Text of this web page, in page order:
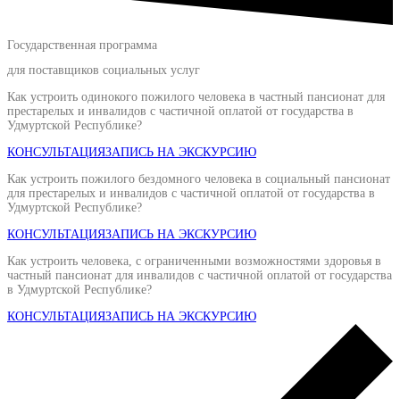
Государственная программа
для поставщиков социальных услуг
Как устроить одинокого пожилого человека в частный пансионат для
престарелых и инвалидов с частичной оплатой от государства в
Удмуртской Республике?
КОНСУЛЬТАЦИЯЗАПИСЬ НА ЭКСКУРСИЮ
Как устроить пожилого бездомного человека в социальный пансионат
для престарелых и инвалидов с частичной оплатой от государства в
Удмуртской Республике?
КОНСУЛЬТАЦИЯЗАПИСЬ НА ЭКСКУРСИЮ
Как устроить человека, с ограниченными возможностями здоровья в
частный пансионат для инвалидов с частичной оплатой от государства
в Удмуртской Республике?
КОНСУЛЬТАЦИЯЗАПИСЬ НА ЭКСКУРСИЮ